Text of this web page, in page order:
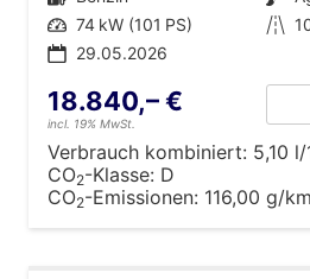
Leistung 74 kW (101 PS) Kilometerstand
29.05.2026
18.840,– €
incl. 19% MwSt.
Verbrauch kombiniert: 5,10
CO2-Klasse: D
CO2-Emissionen: 116,00 g/km